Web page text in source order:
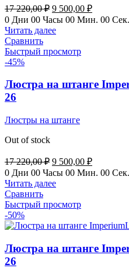
17 220,00₽ Первоначальная
цена
составляла
17
220,00 ₽.
9 500,00 ₽Текущая
цена:
0 Дни 00 Часы 00 Мин. 00 Сек.
Читать далее
Сравнить
Быстрый просмотр
-45%
Люстра на штанге
26
Люстры на штанге
Out of stock
17 220,00₽ Первоначальная
цена
составляла
17
220,00 ₽.
9 500,00 ₽Текущая
цена:
0 Дни 00 Часы 00 Мин. 00 Сек.
Читать далее
Сравнить
Быстрый просмотр
-50%
Люстра на штанге
26